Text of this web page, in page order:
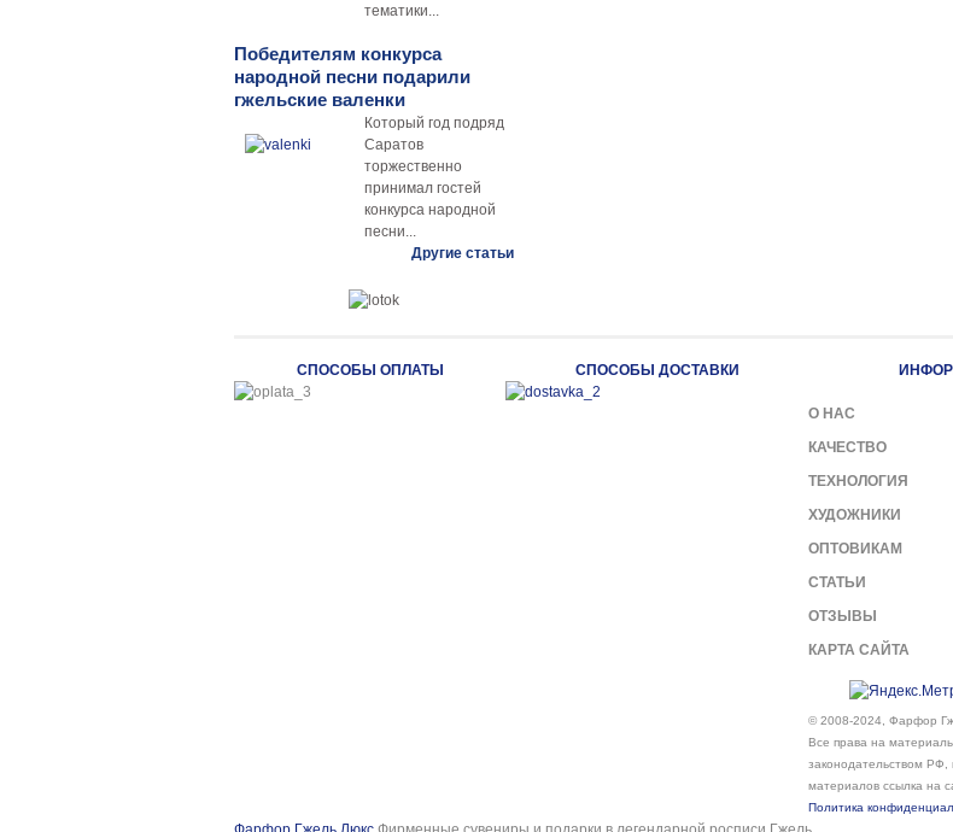
тематики...
Победителям конкурса
народной песни подарили
гжельские валенки
Который год подряд
Саратов
торжественно
принимал гостей
конкурса народной
песни...
Другие статьи
СПОСОБЫ ОПЛАТЫ СПОСОБЫ ДОСТАВКИ
О НАС
КАЧЕСТВО
ТЕХНОЛОГИЯ
ХУДОЖНИКИ
ОПТОВИКАМ
СТАТЬИ
ОТЗЫВЫ
КАРТА САЙТА
© 2008-2024, Фарфор
Все права на
законодательством РФ,
материалов ссылка на
Политика